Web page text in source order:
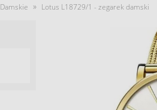
Damskie » Lotus L18729/1 - zegarek damski